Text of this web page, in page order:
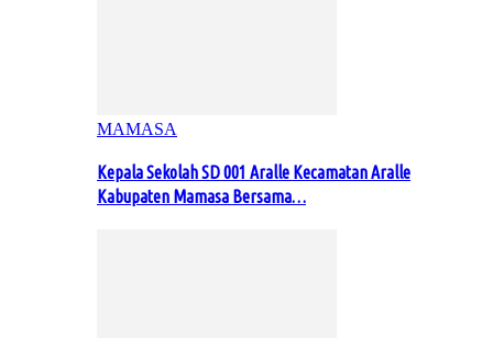
MAMASA
Kepala Sekolah SD 001 Aralle Kecamatan Aralle
Kabupaten Mamasa Bersama…